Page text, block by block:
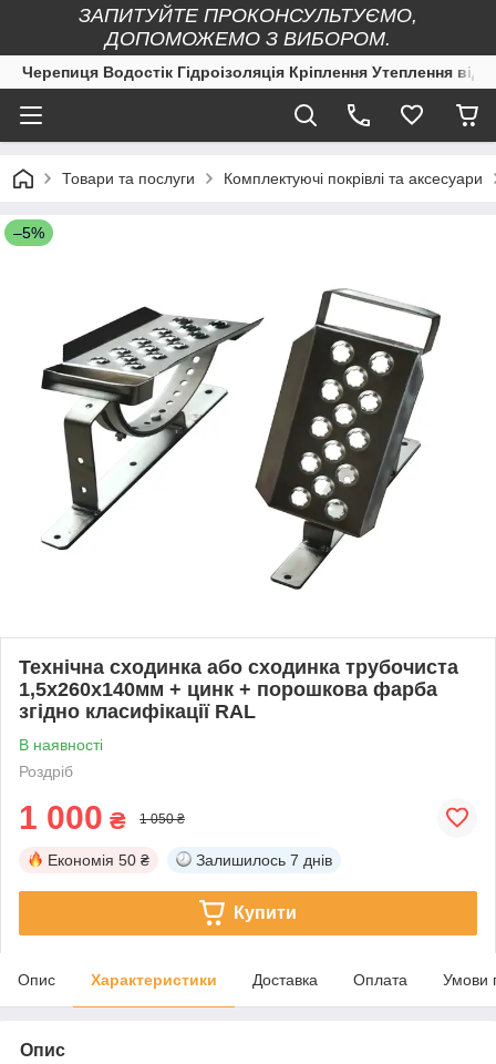
ЗАПИТУЙТЕ ПРОКОНСУЛЬТУЄМО,
ДОПОМОЖЕМО З ВИБОРОМ.
Черепиця Водостік Гідроізоляція Кріплення Утеплення
Товари та послуги Комплектуючі покрівлі та аксесуари
–5%
Технічна сходинка або сходинка трубочиста
1,5х260х140мм + цинк + порошкова фарба
згідно класифікації RAL
В наявності
Роздріб
1 000 ₴ 1 050 ₴
Економія 50 ₴ Залишилось 7 днів
Купити
Опис Характеристики Доставка Оплата Умови
Опис